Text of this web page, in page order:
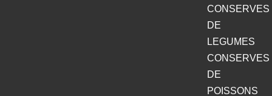
CONSERVES
DE
LEGUMES
CONSERVES
DE
POISSONS